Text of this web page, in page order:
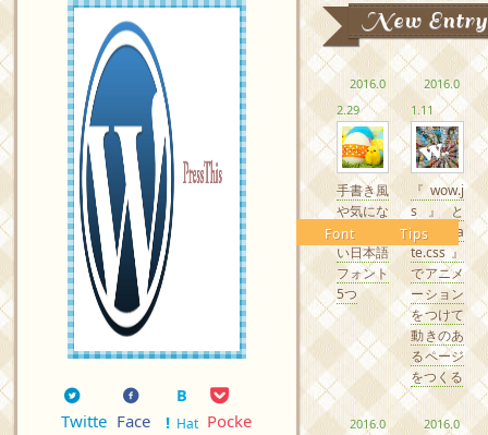
Twitte Face
Hat Pocke
New Entry
2016.0
2.29
Font
手書き風
や気にな
るかわい
い日本語
フォント
5つ
2016.0
1.11
Tips
『wow.j
s』と
『Anima
te.css』
でアニメ
ーション
をつけて
動きのあ
るページ
をつくる
2016.0
2016.0